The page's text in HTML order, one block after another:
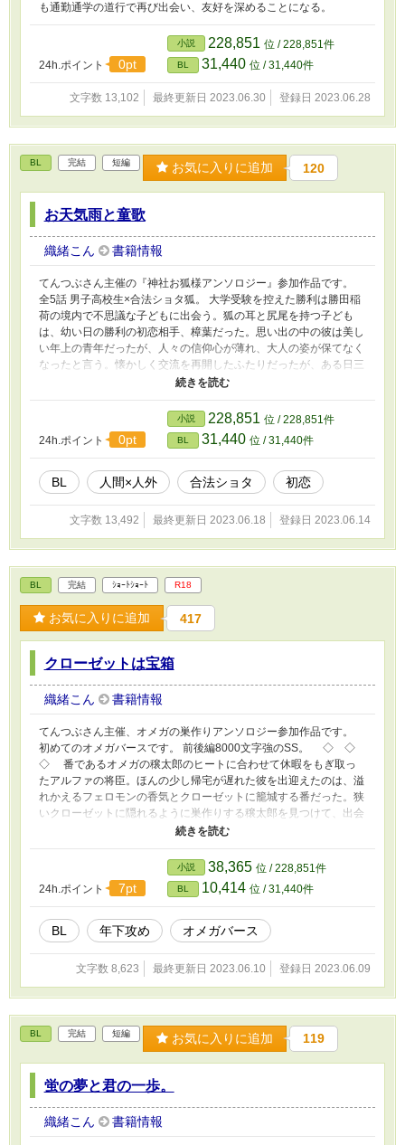
も通勤通学の道行で再び出会い、友好を深めることになる。
24h.ポイント 0pt
小説 228,851 位 / 228,851件
BL 31,440 位 / 31,440件
文字数 13,102 最終更新日 2023.06.30 登録日 2023.06.28
BL 完結 短編 お気に入りに追加 120
お天気雨と童歌
織緒こん 書籍情報
てんつぶさん主催の『神社お狐様アンソロジー』参加作品です。
全5話 男子高校生×合法ショタ狐。 大学受験を控えた勝利は勝田稲
荷の境内で不思議な子どもに出会う。狐の耳と尻尾を持つ子ども
は、幼い日の勝利の初恋相手、樟葉だった。思い出の中の彼は美し
い年上の青年だったが、人々の信仰心が薄れ、大人の姿が保てなく
なったと言う。懐かしく交流を再開したふたりだったが、ある日三
軒先の鷺沼稲荷の狐がやって来た。彼は力を失った樟葉が、近く消
滅する運命だと言い放ったのだった。
24h.ポイント 0pt
小説 228,851 位 / 228,851件
BL 31,440 位 / 31,440件
BL 人間×人外 合法ショタ 初恋
文字数 13,492 最終更新日 2023.06.18 登録日 2023.06.14
BL 完結 ｼｮｰﾄｼｮｰﾄ R18
お気に入りに追加 417
クローゼットは宝箱
織緒こん 書籍情報
てんつぶさん主催、オメガの巣作りアンソロジー参加作品です。
初めてのオメガバースです。 前後編8000文字強のSS。 ◇ ◇
◇ 番であるオメガの穣太郎のヒートに合わせて休暇をもぎ取っ
たアルファの将臣。ほんの少し帰宅が遅れた彼を出迎えたのは、溢
れかえるフェロモンの香気とクローゼットに籠城する番だった。狭
いクローゼットに隠れるように巣作りする穣太郎を見つけて、出会
ってから想いを通じ合わせるまでの数年間を思い出す。 美しく
有能で、努力によってアルファと同等の能力を得た穣太郎。正気の
ときは決して甘えない彼が、ヒート期間中は将臣だけにぐずぐずに
溺れる……。 年下わんこアルファ×年上美人オメガ。
24h.ポイント
7pt
小説 38,365 位 / 228,851件
BL 10,414 位 / 31,440件
BL 年下攻め オメガバース
文字数 8,623 最終更新日 2023.06.10 登録日 2023.06.09
BL 完結 短編 お気に入りに追加 119
蛍の夢と君の一歩。
織緒こん 書籍情報